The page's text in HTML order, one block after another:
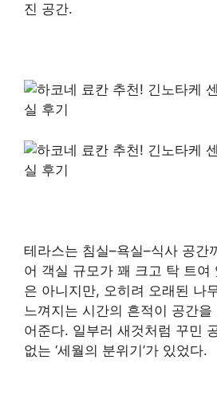
진 공간.
테라스는 침실–욕실–식사 공간
어 객실 규모가 꽤 크고 탁 트여
은 아니지만, 오히려 오래된 나
느껴지는 시간의 흔적이 공간
어준다. 일부러 새것처럼 꾸민
없는 ‘세월의 분위기’가 있었다.